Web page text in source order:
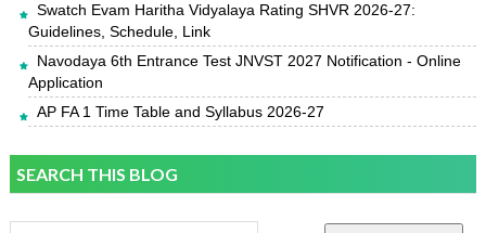
Swatch Evam Haritha Vidyalaya Rating SHVR 2026-27:
Guidelines, Schedule, Link
Navodaya 6th Entrance Test JNVST 2027 Notification - Online
Application
AP FA 1 Time Table and Syllabus 2026-27
SEARCH THIS BLOG